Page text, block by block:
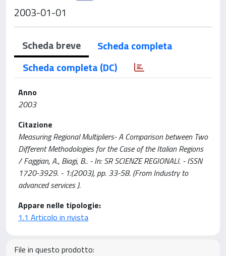
2003-01-01
Scheda breve
Scheda completa
Scheda completa (DC)
Anno
2003
Citazione
Measuring Regional Multipliers- A Comparison between Two
Different Methodologies for the Case of the Italian Regions
/ Faggian, A., Biagi, B.. - In: SR SCIENZE REGIONALI. - ISSN
1720-3929. - 1:(2003), pp. 33-58. (From Industry to
advanced services ).
Appare nelle tipologie:
1.1 Articolo in rivista
File in questo prodotto: